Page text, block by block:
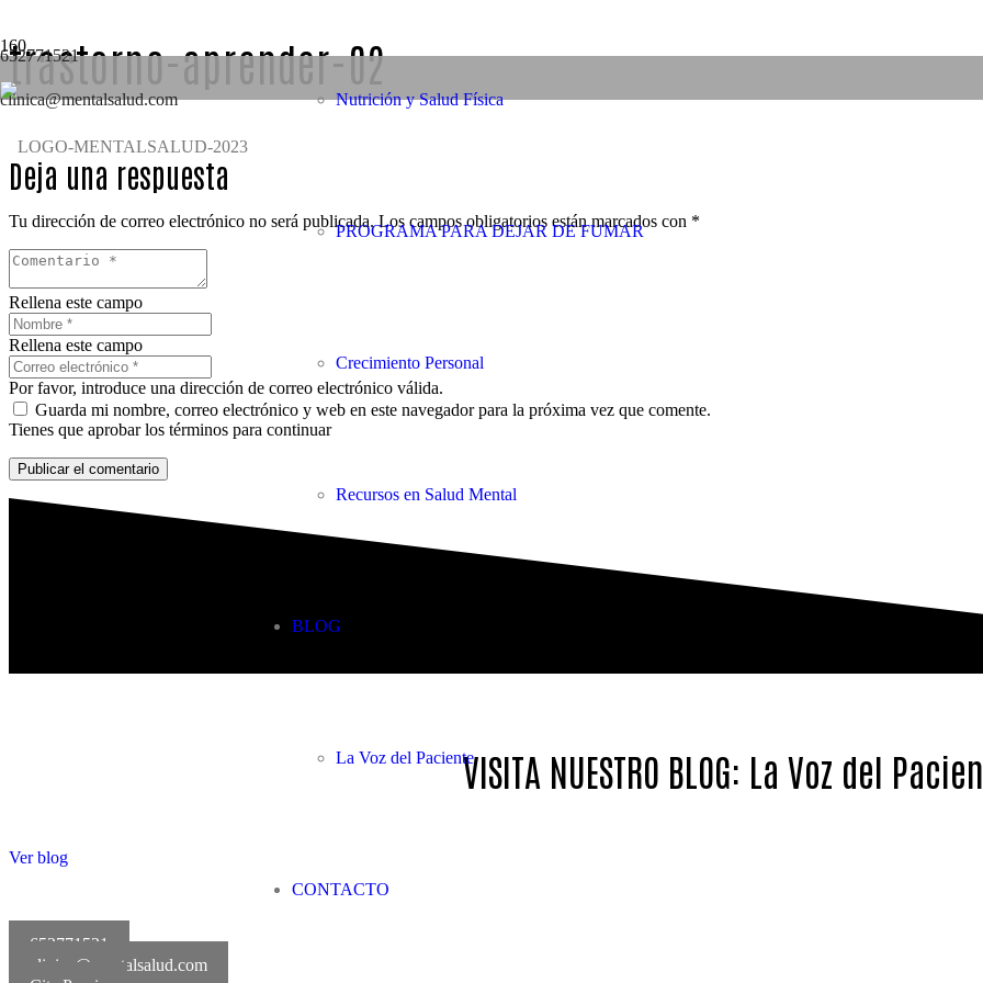
652771521
clinica@mentalsalud.com Nutrición y Salud Física
PROGRAMA PARA DEJAR DE FUMAR
Crecimiento Personal
Recursos en Salud Mental
BLOG
La Voz del Paciente
CONTACTO
trastorno-aprender-02
Deja una respuesta
Tu dirección de correo electrónico no será publicada. Los campos obligatorios están marcados con *
Rellena este campo
Rellena este campo
Por favor, introduce una dirección de correo electrónico válida.
Guarda mi nombre, correo electrónico y web en este navegador para la próxima vez que comente.
Tienes que aprobar los términos para continuar
Publicar el comentario
VISITA NUESTRO BLOG: La Voz del
Ver blog
652771521
clinica@mentalsalud.com